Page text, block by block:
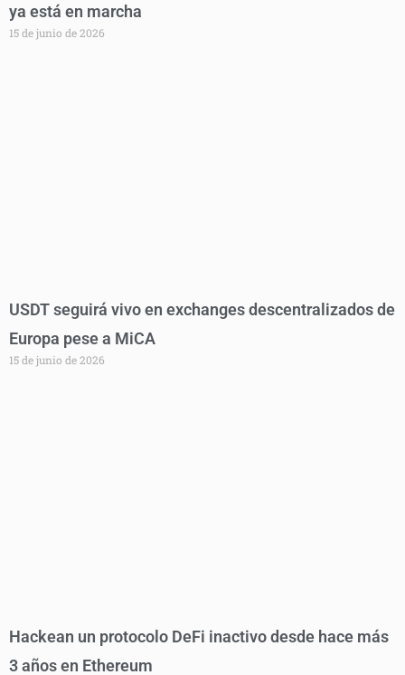
ya está en marcha
15 de junio de 2026
USDT seguirá vivo en exchanges descentralizados de
Europa pese a MiCA
15 de junio de 2026
Hackean un protocolo DeFi inactivo desde hace más
3 años en Ethereum